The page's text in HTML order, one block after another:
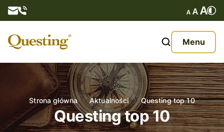
Menu
O nas
Oferta
Aktualności
Strona główna Aktualności Questing top 10
Questing top 10